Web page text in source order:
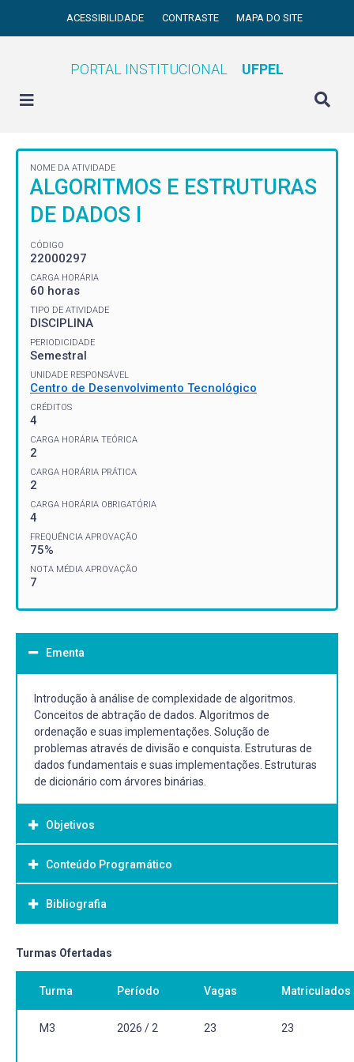
ACESSIBILIDADE CONTRASTE MAPA DO SITE
PORTAL INSTITUCIONAL UFPEL
NOME DA ATIVIDADE
ALGORITMOS E ESTRUTURAS
DE DADOS I
CÓDIGO
22000297
CARGA HORÁRIA
60 horas
TIPO DE ATIVIDADE
DISCIPLINA
PERIODICIDADE
Semestral
UNIDADE RESPONSÁVEL
Centro de Desenvolvimento Tecnológico
CRÉDITOS
4
CARGA HORÁRIA TEÓRICA
2
CARGA HORÁRIA PRÁTICA
2
CARGA HORÁRIA OBRIGATÓRIA
4
FREQUÊNCIA APROVAÇÃO
75%
NOTA MÉDIA APROVAÇÃO
7
Ementa
Introdução à análise de complexidade de algoritmos.
Conceitos de abtração de dados. Algoritmos de
ordenação e suas implementações. Solução de
problemas através de divisão e conquista. Estruturas de
dados fundamentais e suas implementações. Estruturas
de dicionário com árvores binárias.
Objetivos
Objetivo Geral:
Introduzir conceitos fundamentais de desenvolvimento e
análise de soluções eficientes para problemas através de
Conteúdo Programático
1. Introdução à disciplina, revisão de conceitos anteriores
2. Introdução à Análise de Algoritmos
• Técnicas de análise
• Análise de recorrência
3. Divisão e Conquista
4. Algoritmos de Ordenação/Classificação
• Insertion Sort
Bibliografia
Bibliografia Básica:
LEISERSON, Charles, RIVEST, Ronald, CORMEN, Thomas.
Algoritmos - Teoria e Prática. Editora Campus. ISBN
8535209263.
SEDGEWICK, Robert. Algorithms in C, 3rd. edition, vol. 1,
Turmas Ofertadas
Turma Período Vagas Matriculados
M3 2026 / 2 23 23